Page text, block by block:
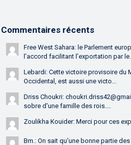
Commentaires récents
Free West Sahara: le Parlement
l’accord facilitant l’exportation par le...
Lebardi: Cette victoire provisoire du
Occidental, est aussi une victo...
Driss Choukri:
sobre d'une famille des rois....
Zoulikha Kouider: Merci pour ces
Bm.: On sait qu'une bonne partie